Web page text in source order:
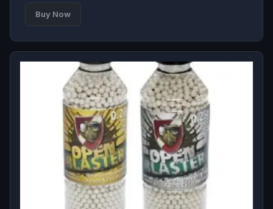
Buy Now